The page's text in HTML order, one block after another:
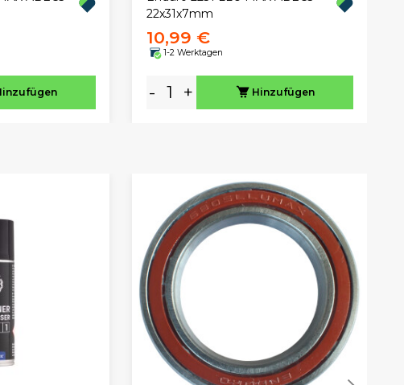
22x31x7mm
10,99 €
1-2 Werktagen
- + Hinzufügen